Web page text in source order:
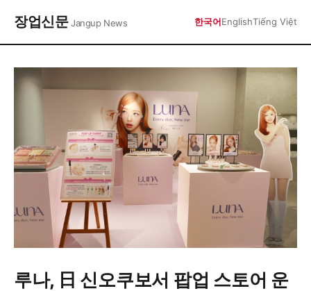
장업신문Jangup News 한국어EnglishTiếng Việt
루나, 日 신오쿠보서 팝업 스토어 운